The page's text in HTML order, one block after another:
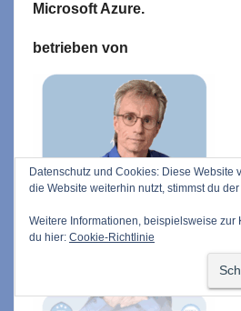
Microsoft Azure.
betrieben von
Datenschutz und Cookies: Diese Website
die Website weiterhin nutzt, stimmst du
Weitere Informationen, beispielsweise zur
du hier: Cookie-Richtlinie